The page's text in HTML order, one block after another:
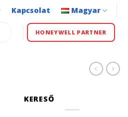
Kapcsolat Magyar
HONEYWELL PARTNER
KERESŐ